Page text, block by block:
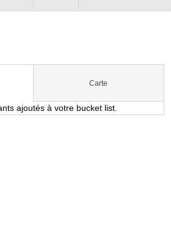
Carte
ajoutés à votre bucket list.